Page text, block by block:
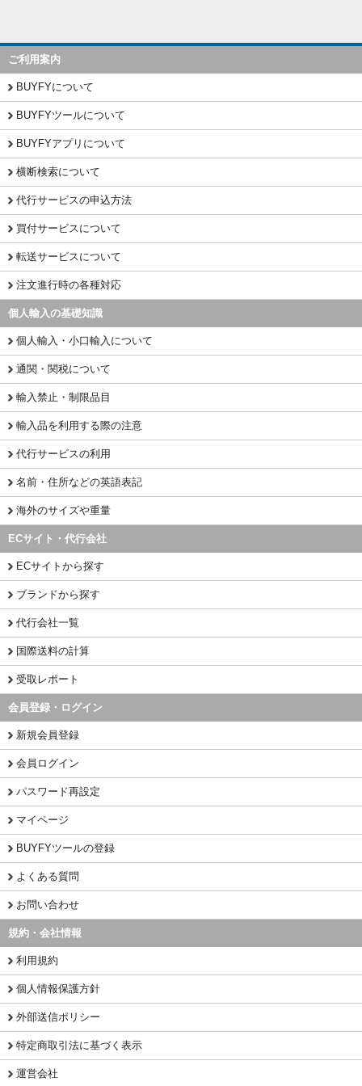
ご利用案内
BUYFYについて
BUYFYツールについて
BUYFYアプリについて
横断検索について
代行サービスの申込方法
買付サービスについて
転送サービスについて
注文進行時の各種対応
個人輸入の基礎知識
個人輸入・小口輸入について
通関・関税について
輸入禁止・制限品目
輸入品を利用する際の注意
代行サービスの利用
名前・住所などの英語表記
海外のサイズや重量
ECサイト・代行会社
ECサイトから探す
ブランドから探す
代行会社一覧
国際送料の計算
受取レポート
会員登録・ログイン
新規会員登録
会員ログイン
パスワード再設定
マイページ
BUYFYツールの登録
よくある質問
お問い合わせ
規約・会社情報
利用規約
個人情報保護方針
外部送信ポリシー
特定商取引法に基づく表示
運営会社